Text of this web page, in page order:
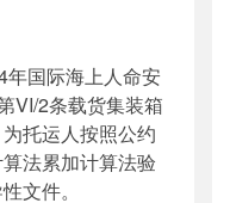
年国际海上人命安
VI/2条载货集装箱
托运人按照公约
法累加计算法验
文件。